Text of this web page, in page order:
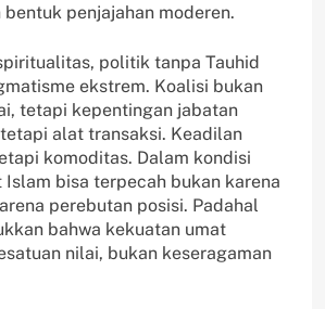
penjajahan moderen.
politik tanpa Tauhid
ekstrem. Koalisi bukan
tetapi kepentingan jabatan
alat transaksi. Keadilan
komoditas. Dalam kondisi
Islam bisa terpecah bukan karena
perebutan posisi. Padahal
bahwa kekuatan umat
nilai, bukan keseragaman